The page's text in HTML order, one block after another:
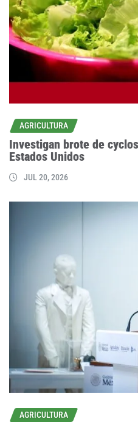
AGRICULTURA
Investigan brote de
Estados Unidos
JUL 20, 2026
AGRICULTURA